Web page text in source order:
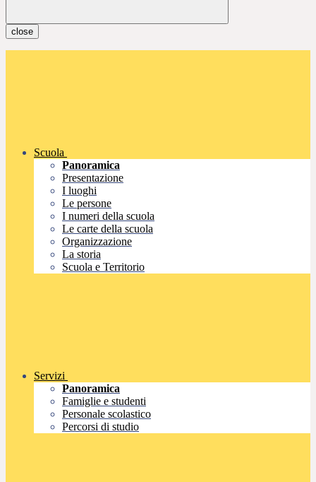
close
Scuola
Panoramica
Presentazione
I luoghi
Le persone
I numeri della scuola
Le carte della scuola
Organizzazione
La storia
Scuola e Territorio
Servizi
Panoramica
Famiglie e studenti
Personale scolastico
Percorsi di studio